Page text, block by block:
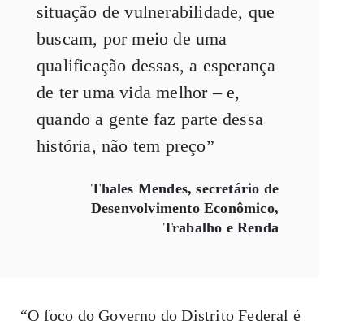
situação de vulnerabilidade, que
buscam, por meio de uma
qualificação dessas, a esperança
de ter uma vida melhor – e,
quando a gente faz parte dessa
história, não tem preço”
Thales Mendes, secretário de
Desenvolvimento Econômico,
Trabalho e Renda
“O foco do Governo do Distrito Federal é